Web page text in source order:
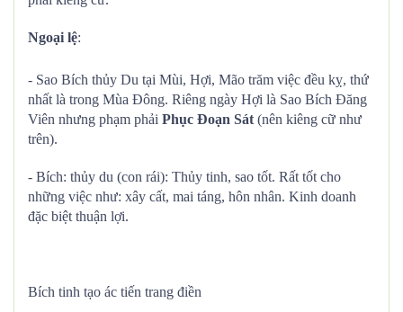
Ngoại lệ:
- Sao Bích thủy Du tại Mùi, Hợi, Mão trăm việc đều kỵ, thứ
nhất là trong Mùa Đông. Riêng ngày Hợi là Sao Bích Đăng
Viên nhưng phạm phải Phục Đoạn Sát (nên kiêng cữ như
trên).
- Bích: thủy du (con rái): Thủy tinh, sao tốt. Rất tốt cho
những việc như: xây cất, mai táng, hôn nhân. Kinh doanh
đặc biệt thuận lợi.
Bích tinh tạo ác tiến trang điền